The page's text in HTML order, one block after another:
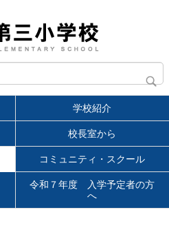
学校紹介
校長室から
コミュニティ・スクール
令和７年度 入学予定者の方
へ